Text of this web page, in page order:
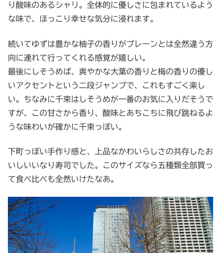
り酸味のあるシャリ。全体的に優しさに包まれているよう
な味で、ほっこり幸せな気分に浸れます。
続いてゆずは豊かな柚子の香りがプレーンとは全然違う方
向に連れて行ってくれる感覚が嬉しい。
最後にしそうめば、爽やかな大葉の香りと梅の香りの優し
いアクセントという二段ジャンプで、これもすごく楽し
い。ちなみに千束はしそうめが一番のお気に入りだそうで
すが、この甘さから香り、酸味とあちこちに飛び跳ねるよ
うな味わいが確かに千束っぽい。
下町っぽい手作り感と、上品なかわいらしさの共存したお
いしいいなり寿司でした。このサイズなら五種類全部買っ
て食べ比べも全然いけたなあ。